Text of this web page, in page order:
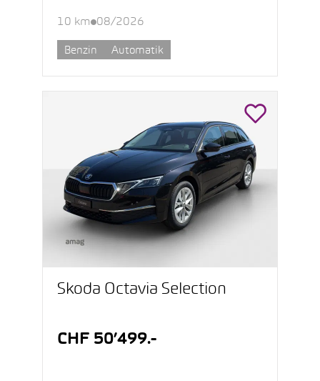
10 km 08/2026
Benzin Automatik
Škoda Octavia Selection
CHF 50’499.-